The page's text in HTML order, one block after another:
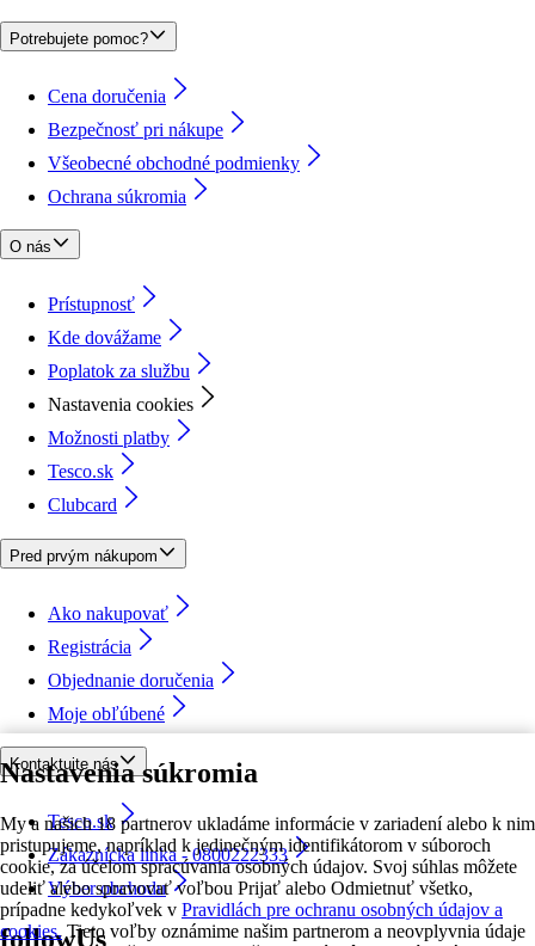
Nastavenia súkromia
My a našich 18 partnerov ukladáme informácie v zariadení alebo k nim
pristupujeme, napríklad k jedinečným identifikátorom v súboroch
cookie, za účelom spracúvania osobných údajov. Svoj súhlas môžete
udeliť alebo spravovať voľbou Prijať alebo Odmietnuť všetko,
prípadne kedykoľvek v Pravidlách pre ochranu osobných údajov a
cookies. Tieto voľby oznámime našim partnerom a neovplyvnia údaje
Potrebujete pomoc?
Cena doručenia
Bezpečnosť pri nákupe
Všeobecné obchodné podmienky
Ochrana súkromia
O nás
Prístupnosť
Kde dovážame
Poplatok za službu
Nastavenia cookies
Možnosti platby
Tesco.sk
Clubcard
Pred prvým nákupom
Ako nakupovať
Registrácia
Objednanie doručenia
Moje obľúbené
Kontaktujte nás
Tesco.sk
Zákaznícka linka - 0800222333
Výber obchodu
followUs